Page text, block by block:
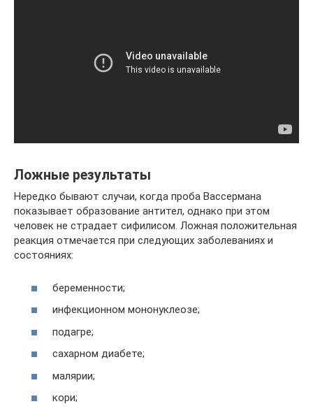
Ложные результаты
Нередко бывают случаи, когда проба Вассермана
показывает образование антител, однако при этом
человек не страдает сифилисом. Ложная положительная
реакция отмечается при следующих заболеваниях и
состояниях:
беременности;
инфекционном мононуклеозе;
подагре;
сахарном диабете;
малярии;
кори;